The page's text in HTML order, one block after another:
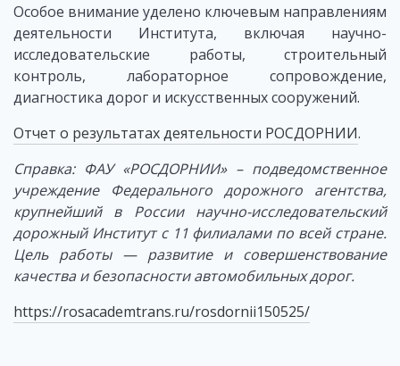
Особое внимание уделено ключевым направлениям
деятельности Института, включая научно-
исследовательские работы, строительный
контроль, лабораторное сопровождение,
диагностика дорог и искусственных сооружений.
Отчет о результатах деятельности РОСДОРНИИ.
Справка: ФАУ «РОСДОРНИИ» – подведомственное
учреждение Федерального дорожного агентства,
крупнейший в России научно-исследовательский
дорожный Институт с 11 филиалами по всей стране.
Цель работы — развитие и совершенствование
качества и безопасности автомобильных дорог.
https://rosacademtrans.ru/rosdornii150525/